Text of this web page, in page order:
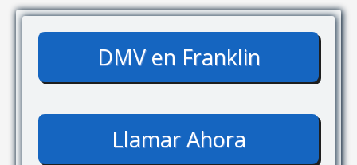
DMV en Franklin
Llamar Ahora